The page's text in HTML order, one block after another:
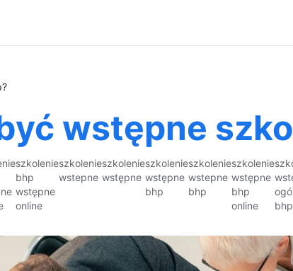
wstępne
szkolenie
bhp
wstępne
online
szkolenie
wstepne
szkolenie
wstępne
szkolenie
wstępne
bhp
szkolenie
wstepne
bhp
szkolenie
wstępne
bhp
online
bhp